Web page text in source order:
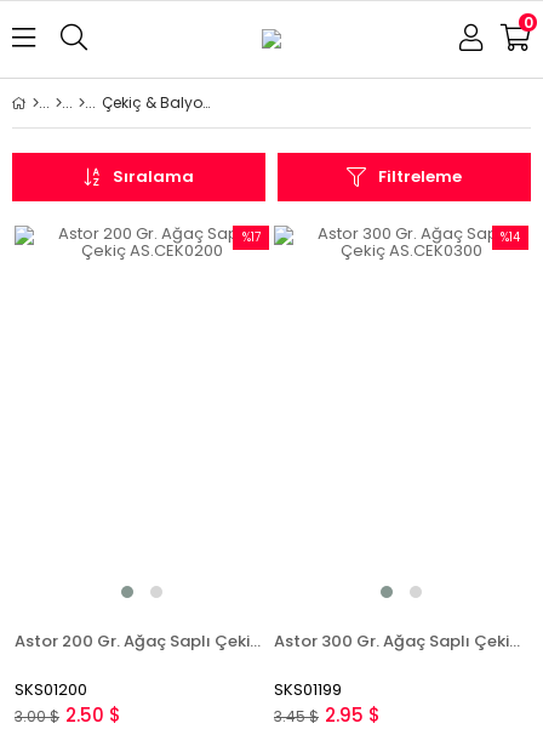
0
Çekiç & Balyoz & Örs
Filtreleme
Sıralama
Astor 200 Gr. Ağaç Saplı Çekiç AS.CEK0200
SKS01200
2.50 $
3.00 $
%17
Astor 300 Gr. Ağaç Saplı Çekiç AS.CEK0300
SKS01199
2.95 $
3.45 $
%14